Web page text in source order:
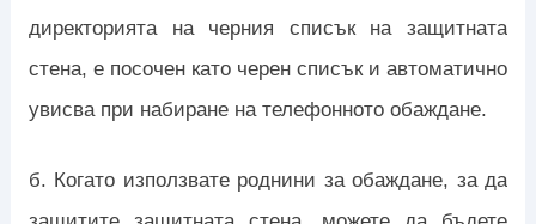
директорията на черния списък на защитната
стена, е посочен като черен списък и автоматично
увисва при набиране на телефонното обаждане.
б. Когато използвате роднини за обаждане, за да